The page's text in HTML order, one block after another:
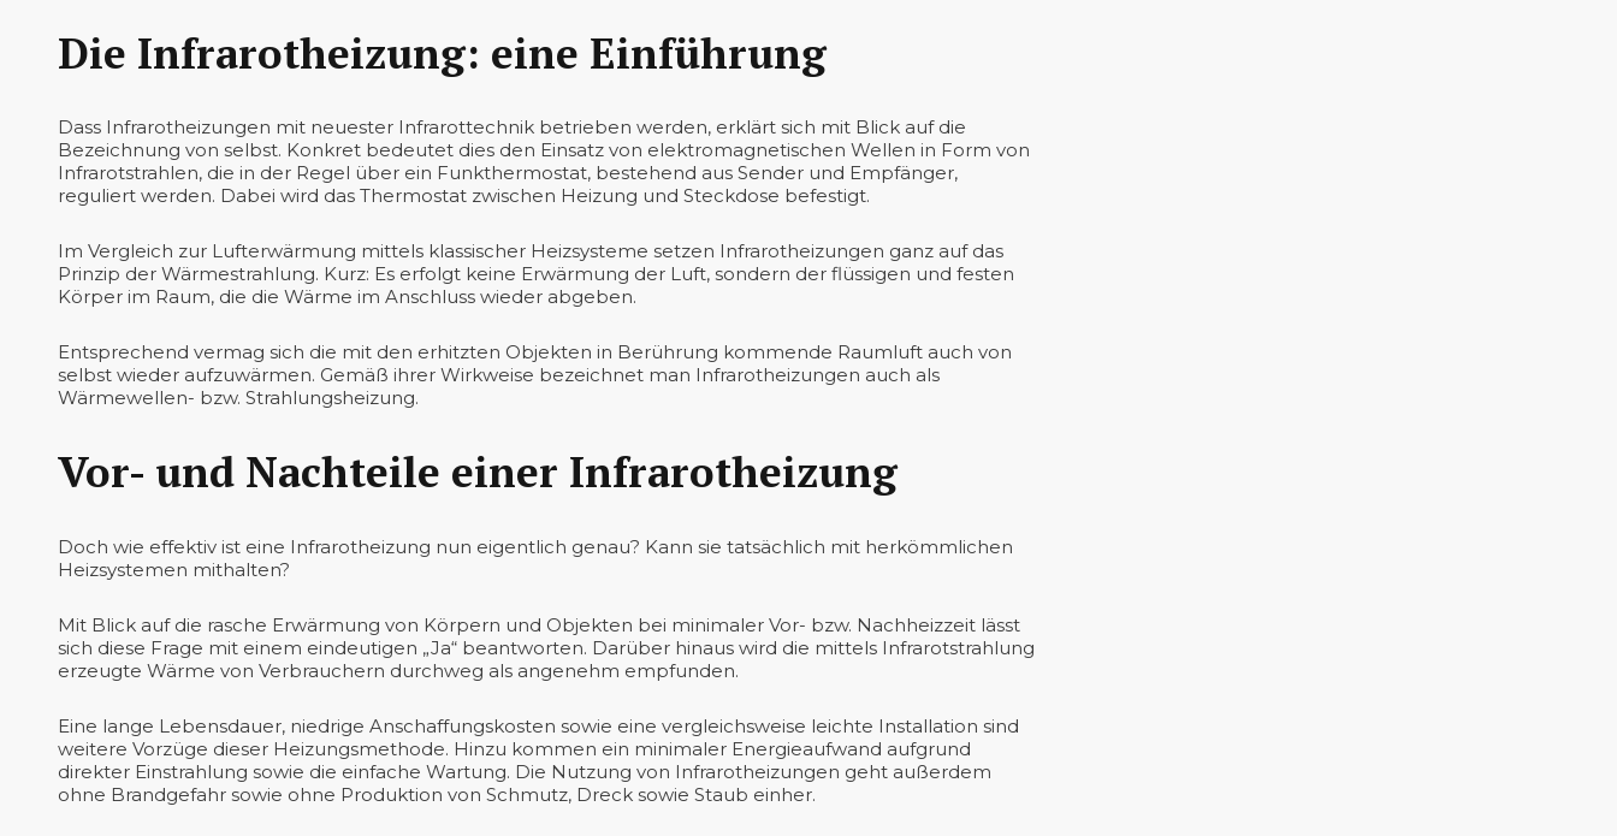
Die Infrarotheizung: eine Einführung
Dass Infrarotheizungen mit neuester Infrarottechnik betrieben werden, erklärt sich mit Blick auf die
Bezeichnung von selbst. Konkret bedeutet dies den Einsatz von elektromagnetischen Wellen in Form von
Infrarotstrahlen, die in der Regel über ein Funkthermostat, bestehend aus Sender und Empfänger,
reguliert werden. Dabei wird das Thermostat zwischen Heizung und Steckdose befestigt.
Im Vergleich zur Lufterwärmung mittels klassischer Heizsysteme setzen Infrarotheizungen ganz auf das
Prinzip der Wärmestrahlung. Kurz: Es erfolgt keine Erwärmung der Luft, sondern der flüssigen und festen
Körper im Raum, die die Wärme im Anschluss wieder abgeben.
Entsprechend vermag sich die mit den erhitzten Objekten in Berührung kommende Raumluft auch von
selbst wieder aufzuwärmen. Gemäß ihrer Wirkweise bezeichnet man Infrarotheizungen auch als
Wärmewellen- bzw. Strahlungsheizung.
Vor- und Nachteile einer Infrarotheizung
Doch wie effektiv ist eine Infrarotheizung nun eigentlich genau? Kann sie tatsächlich mit herkömmlichen
Heizsystemen mithalten?
Mit Blick auf die rasche Erwärmung von Körpern und Objekten bei minimaler Vor- bzw. Nachheizzeit lässt
sich diese Frage mit einem eindeutigen „Ja“ beantworten. Darüber hinaus wird die mittels Infrarotstrahlung
erzeugte Wärme von Verbrauchern durchweg als angenehm empfunden.
Eine lange Lebensdauer, niedrige Anschaffungskosten sowie eine vergleichsweise leichte Installation sind
weitere Vorzüge dieser Heizungsmethode. Hinzu kommen ein minimaler Energieaufwand aufgrund
direkter Einstrahlung sowie die einfache Wartung. Die Nutzung von Infrarotheizungen geht außerdem
ohne Brandgefahr sowie ohne Produktion von Schmutz, Dreck sowie Staub einher.